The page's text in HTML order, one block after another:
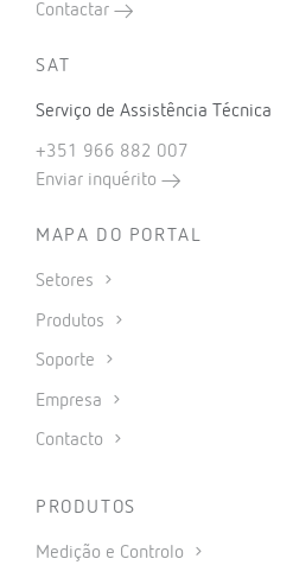
Contactar
SAT
Serviço de Assistência Técnica
+351 966 882 007
Enviar inquérito
MAPA DO PORTAL
Setores
Produtos
Soporte
Empresa
Contacto
PRODUTOS
Medição e Controlo